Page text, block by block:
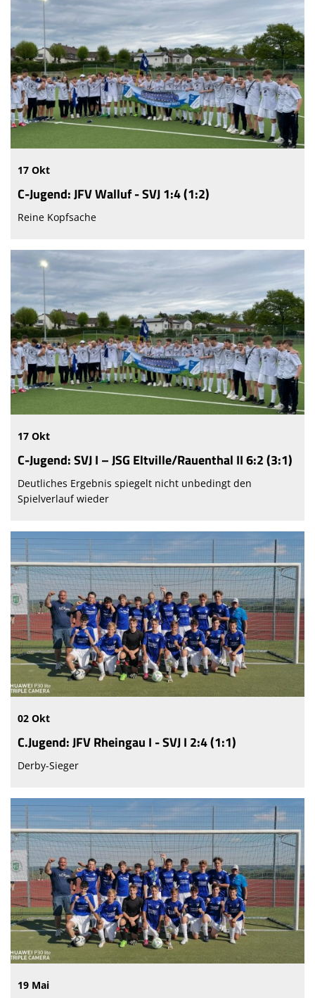
Hansenbergblättsche 26/27
17 Okt
C-Jugend: JFV Walluf - SVJ 1:4 (1:2)
Reine Kopfsache
17 Okt
C-Jugend: SVJ I – JSG Eltville/Rauenthal II 6:2 (3:1)
Deutliches Ergebnis spiegelt nicht unbedingt den
Spielverlauf wieder
02 Okt
C.Jugend: JFV Rheingau I - SVJ I 2:4 (1:1)
Derby-Sieger
19 Mai